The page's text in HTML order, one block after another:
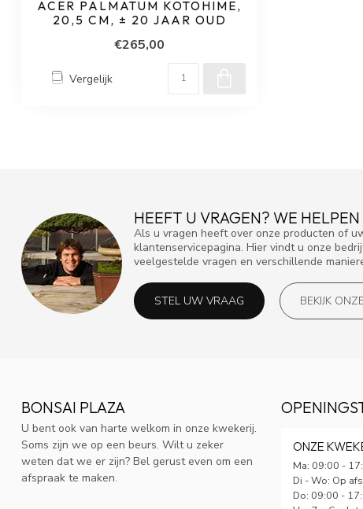
ACER PALMATUM KOTOHIME,
20,5 CM, ± 20 JAAR OUD
€265,00
Vergelijk
HEEFT U VRAGEN? WE HELPEN
Als u vragen heeft over onze producten of
klantenservicepagina. Hier vindt u onze
veelgestelde vragen en verschillende
STEL UW VRAAG BEKIJK
BONSAI PLAZA
U bent ook van harte welkom in onze kwekerij.
Soms zijn we op een beurs. Wilt u zeker
weten dat we er zijn? Bel gerust even om een
afspraak te maken.
ONZE
Ma: 09:00 -
Di - Wo: Op
Do: 09:00 -